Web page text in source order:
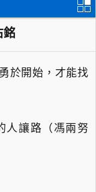
銘
於開始，才能找
人讓路（馮兩努